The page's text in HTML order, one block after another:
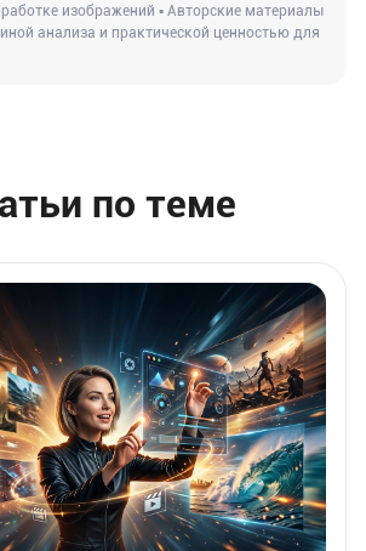
изображений ▪ Авторские материалы
анализа и практической ценностью для
по теме